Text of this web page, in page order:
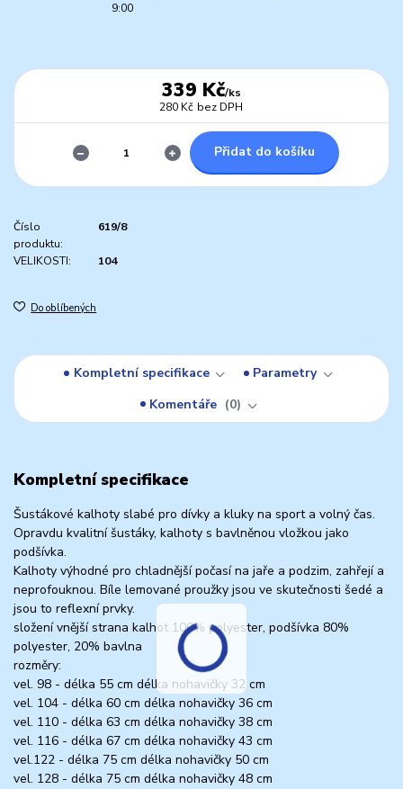
9:00
339 Kč/ks
280 Kč bez DPH
Přidat do košíku
Číslo
produktu:
619/8
VELIKOSTI: 104
Do oblíbených
Kompletní specifikace
Parametry
Komentáře
0
Kompletní specifikace
Šustákové kalhoty slabé pro dívky a kluky na sport a volný čas.
Opravdu kvalitní šustáky, kalhoty s bavlněnou vložkou jako
podšívka.
Kalhoty výhodné pro chladnější počasí na jaře a podzim, zahřejí a
neprofouknou. Bíle lemované proužky jsou ve skutečnosti šedé a
jsou to reflexní prvky.
složení vnější strana kalhot 100% polyester, podšívka 80%
polyester, 20% bavlna
rozměry:
vel. 98 - délka 55 cm délka nohavičky 32 cm
vel. 104 - délka 60 cm délka nohavičky 36 cm
vel. 110 - délka 63 cm délka nohavičky 38 cm
vel. 116 - délka 67 cm délka nohavičky 43 cm
vel.122 - délka 75 cm délka nohavičky 50 cm
vel. 128 - délka 75 cm délka nohavičky 48 cm